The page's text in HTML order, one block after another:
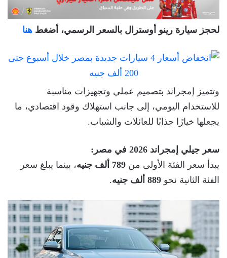
لحجز سيارة رينو أوسترال بالسعر الرسمي، أضغط هنا
وتتميز إمجراند بتصميم عملي وتجهيزات مناسبة
للاستخدام اليومي، إلى جانب استهلاك وقود اقتصادي، ما
يجعلها خيارًا جذابًا للعائلات والشباب.
سعر جيلي إمجراند 2026 في مصر:
يبدأ سعر الفئة الأولى من 789 ألف جنيه
، بينما يبلغ سعر
الفئة الثانية نحو 889 ألف جنيه .